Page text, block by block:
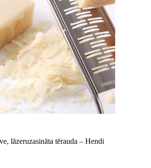
lāzeruzasināta tērauda – Hendi